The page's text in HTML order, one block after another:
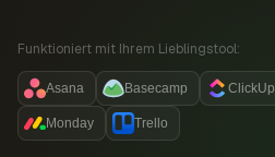
Funktioniert mit Ihrem Lieblingstool:
Asana Basecamp ClickUp
Monday Trello